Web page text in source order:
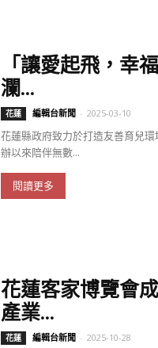
「讓愛起飛，幸
瀾...
花蓮 編輯台新聞 - 2025-03-10
花蓮縣政府致力於打造友善育兒
辦以來陪伴無數...
閱讀更多
花蓮客家博覽會
產業...
花蓮 編輯台新聞 - 2025-10-28